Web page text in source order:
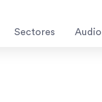
Sectores